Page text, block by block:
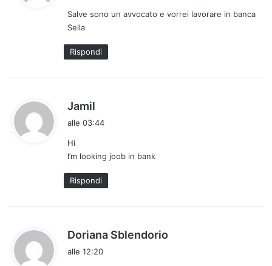
e
t
o
Salve sono un avvocato e vorrei lavorare in banca
Sella
Rispondi
Jamil
a
t
t
o
alle 03:44
Hi
I’m looking joob in bank
Rispondi
Doriana Sblendorio
alle 12:20